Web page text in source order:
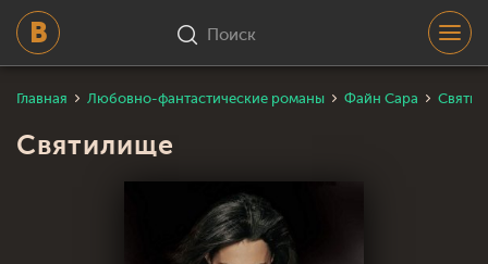
Поиск
Главная Любовно-фантастические романы Файн Сара
Святилище